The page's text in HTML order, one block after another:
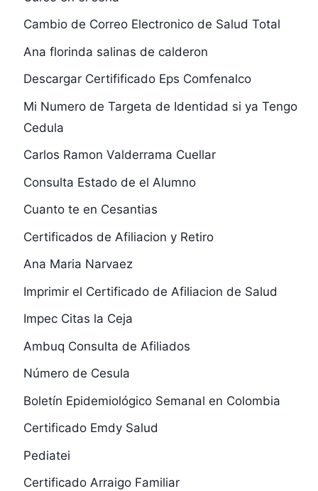
Cambio de Correo Electronico de Salud Total
Ana florinda salinas de calderon
Descargar Certifificado Eps Comfenalco
Mi Numero de Targeta de Identidad si ya Tengo
Cedula
Carlos Ramon Valderrama Cuellar
Consulta Estado de el Alumno
Cuanto te en Cesantias
Certificados de Afiliacion y Retiro
Ana Maria Narvaez
Imprimir el Certificado de Afiliacion de Salud
Impec Citas la Ceja
Ambuq Consulta de Afiliados
Número de Cesula
Boletín Epidemiológico Semanal en Colombia
Certificado Emdy Salud
Pediatei
Certificado Arraigo Familiar